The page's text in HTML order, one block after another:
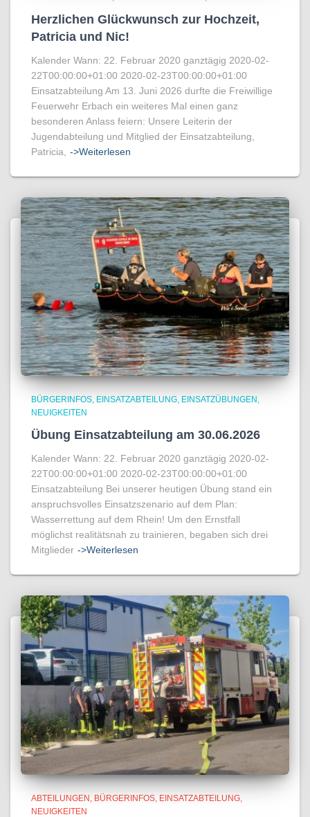
Herzlichen Glückwunsch zur Hochzeit,
Patricia und Nic!
Kalender Wann: 22. Februar 2020 ganztägig 2020-02-
22T00:00:00+01:00 2020-02-23T00:00:00+01:00
Einsatzabteilung Am 13. Juni 2026 durfte die Freiwillige
Feuerwehr Erbach ein weiteres Mal einen ganz
besonderen Anlass feiern: Unsere Leiterin der
Jugendabteilung und Mitglied der Einsatzabteilung,
Patricia,
->Weiterlesen
BÜRGERINFOS EINSATZABTEILUNG EINSATZÜBUNGEN
NEUIGKEITEN
Übung Einsatzabteilung am 30.06.2026
Kalender Wann: 22. Februar 2020 ganztägig 2020-02-
22T00:00:00+01:00 2020-02-23T00:00:00+01:00
Einsatzabteilung Bei unserer heutigen Übung stand ein
anspruchsvolles Einsatzszenario auf dem Plan:
Wasserrettung auf dem Rhein! Um den Ernstfall
möglichst realitätsnah zu trainieren, begaben sich drei
Mitglieder ->Weiterlesen
ABTEILUNGEN BÜRGERINFOS EINSATZABTEILUNG
NEUIGKEITEN